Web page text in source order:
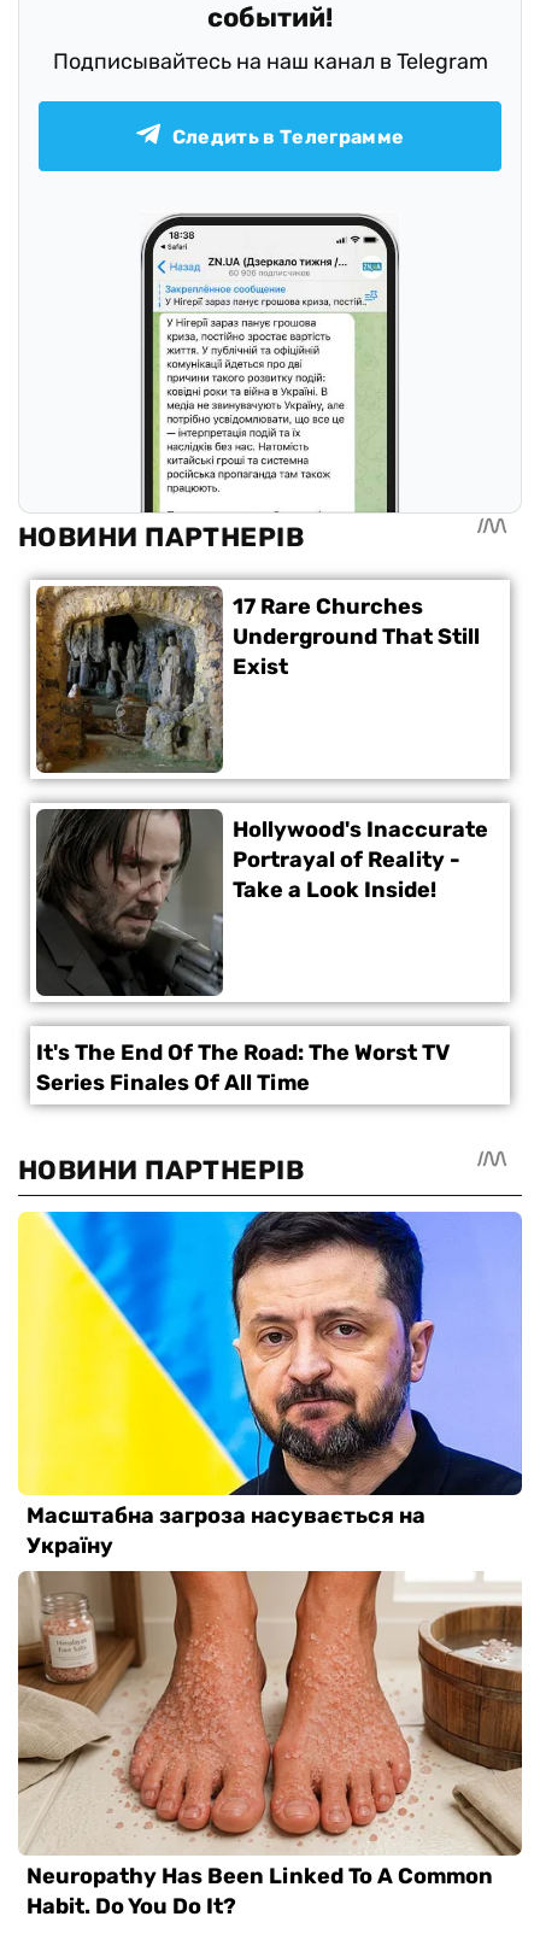
событий!
Подписывайтесь на наш канал в Telegram
Следить в Телеграмме